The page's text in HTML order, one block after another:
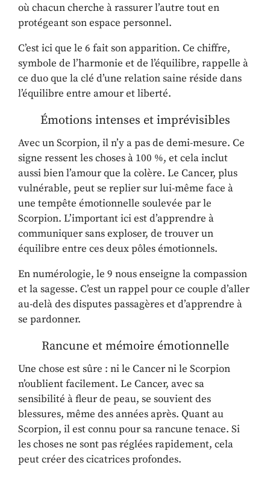
où chacun cherche à rassurer l’autre tout en
protégeant son espace personnel.
C’est ici que le 6 fait son apparition. Ce chiffre,
symbole de l’harmonie et de l’équilibre, rappelle à
ce duo que la clé d’une relation saine réside dans
l’équilibre entre amour et liberté.
Émotions intenses et imprévisibles
Avec un Scorpion, il n’y a pas de demi-mesure. Ce
signe ressent les choses à 100 %, et cela inclut
aussi bien l’amour que la colère. Le Cancer, plus
vulnérable, peut se replier sur lui-même face à
une tempête émotionnelle soulevée par le
Scorpion. L’important ici est d’apprendre à
communiquer sans exploser, de trouver un
équilibre entre ces deux pôles émotionnels.
En numérologie, le 9 nous enseigne la compassion
et la sagesse. C’est un rappel pour ce couple d’aller
au-delà des disputes passagères et d’apprendre à
se pardonner.
Rancune et mémoire émotionnelle
Une chose est sûre : ni le Cancer ni le Scorpion
n’oublient facilement. Le Cancer, avec sa
sensibilité à fleur de peau, se souvient des
blessures, même des années après. Quant au
Scorpion, il est connu pour sa rancune tenace. Si
les choses ne sont pas réglées rapidement, cela
peut créer des cicatrices profondes.